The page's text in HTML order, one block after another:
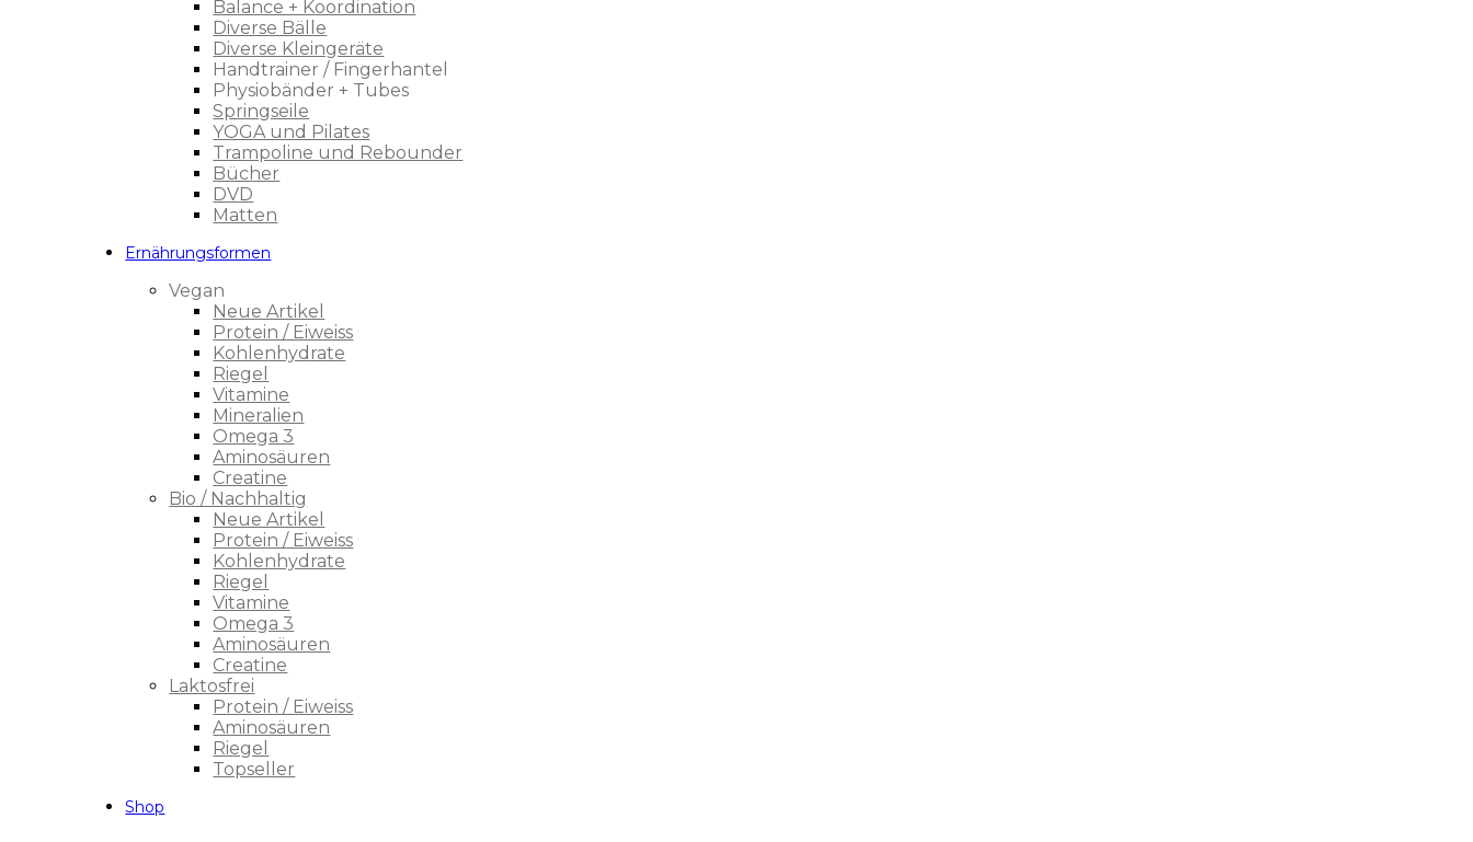
Balance + Koordination
Diverse Bälle
Diverse Kleingeräte
Handtrainer / Fingerhantel
Physiobänder + Tubes
Springseile
YOGA und Pilates
Trampoline und Rebounder
Bücher
DVD
Matten
Ernährungsformen
Vegan
Neue Artikel
Protein / Eiweiss
Kohlenhydrate
Riegel
Vitamine
Mineralien
Omega 3
Aminosäuren
Creatine
Bio / Nachhaltig
Neue Artikel
Protein / Eiweiss
Kohlenhydrate
Riegel
Vitamine
Omega 3
Aminosäuren
Creatine
Laktosfrei
Protein / Eiweiss
Aminosäuren
Riegel
Topseller
Shop